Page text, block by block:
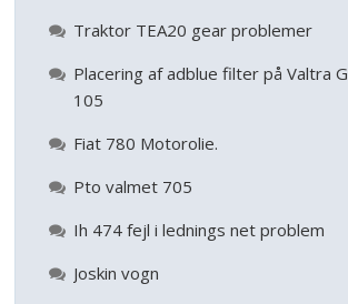
Traktor TEA20 gear problemer
Placering af adblue filter på Valtra G
105
Fiat 780 Motorolie.
Pto valmet 705
Ih 474 fejl i lednings net problem
Joskin vogn